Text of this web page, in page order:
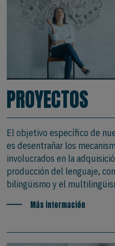
PROYECTOS
El objetivo específico de
es desentrañar los
involucrados en la
producción del lenguaje,
bilingüismo y el
Más información